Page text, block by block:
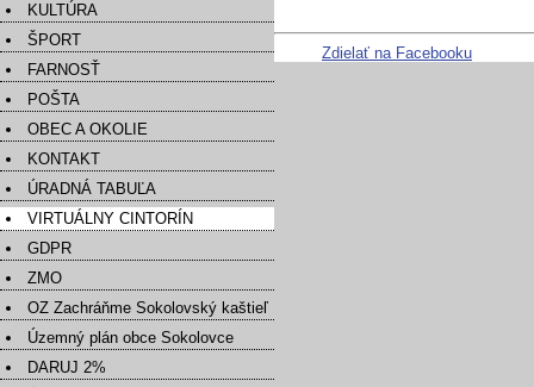
KULTÚRA
ŠPORT
FARNOSŤ
POŠTA
OBEC A OKOLIE
KONTAKT
ÚRADNÁ TABUĽA
VIRTUÁLNY CINTORÍN
GDPR
ZMO
OZ Zachráňme Sokolovský kaštieľ
Územný plán obce Sokolovce
DARUJ 2%
Zdielať na Facebooku